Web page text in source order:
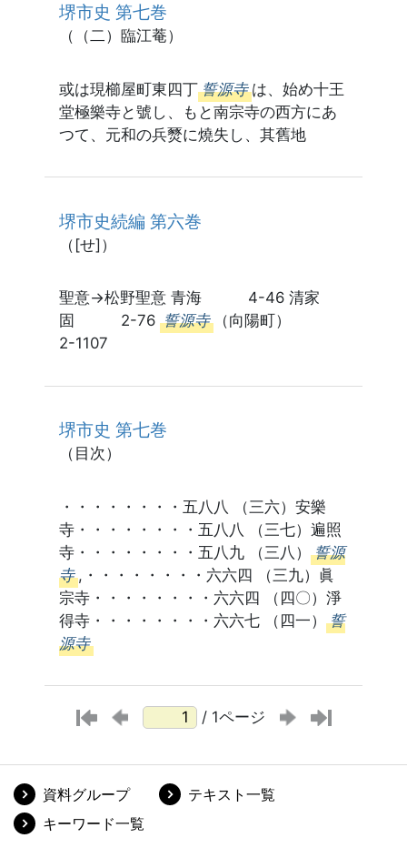
堺市史 第七巻
（（二）臨江菴）
或は現櫛屋町東四丁 誓源寺 は、始め十王
堂極樂寺と號し、もと南宗寺の西方にあ
つて、元和の兵燹に燒失し、其舊地
堺市史続編 第六巻
（[せ]）
聖意→松野聖意 青海 4-46 清家
固 2-76 誓源寺
（向陽町）
2-1107
堺市史 第七巻
（目次）
・・・・・・・・五八八 （三六）安樂
寺・・・・・・・・五八八 （三七）遍照
寺・・・・・・・・五八九 （三八） 誓源
寺 ,・・・・・・・・六六四 （三九）眞
宗寺・・・・・・・・六六四 （四〇）淨
得寺・・・・・・・・六六七 （四一） 誓
源寺
/ 1ページ
資料グループ
テキスト一覧
キーワード一覧